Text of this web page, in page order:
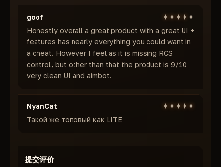
自动加载和保存配置
为什么成千上万的用户选择 Memez FULL
坚如磐石的稳定性，闪电般的更新速度，完美的功能平
衡。无崩溃，无误报。无需修改 Vanguard 即可在任何
PC 上运行。
价格：
1 天 — 7 美元
7 天 — 20 美元
30 天 — 39 美元
购买 Valorant 的 Memez FULL，每天 7 美元起 → 立
goof
Honestly overall a great product with a great UI +
features has nearly everything you could want in
a cheat. However I feel as it is missing RCS
control, but other than that the product is 9/10
very clean UI and aimbot.
NyanCat
Такой же топовый как LITE
提交评价